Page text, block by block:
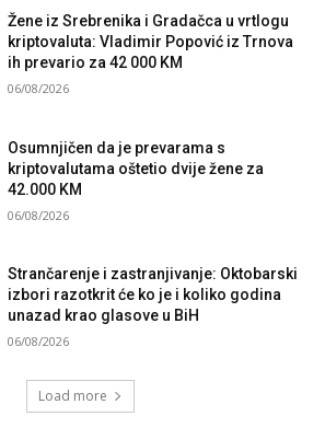
Žene iz Srebrenika i Gradačca u vrtlogu
kriptovaluta: Vladimir Popović iz Trnova
ih prevario za 42 000 KM
06/08/2026
Osumnjičen da je prevarama s
kriptovalutama oštetio dvije žene za
42.000 KM
06/08/2026
Strančarenje i zastranjivanje: Oktobarski
izbori razotkrit će ko je i koliko godina
unazad krao glasove u BiH
06/08/2026
Load more